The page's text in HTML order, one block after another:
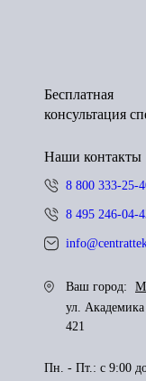
Бесплатная
консультация
Наши контакты
8 800 333-25-
8 495 246-04-
Ваш город:
ул.
421
Пн. - Пт.: с 9:00